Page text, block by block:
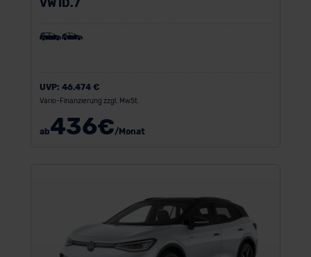
VW ID.7
UVP: 46.474 €
Vario-Finanzierung zzgl. MwSt.
ab436€/Monat